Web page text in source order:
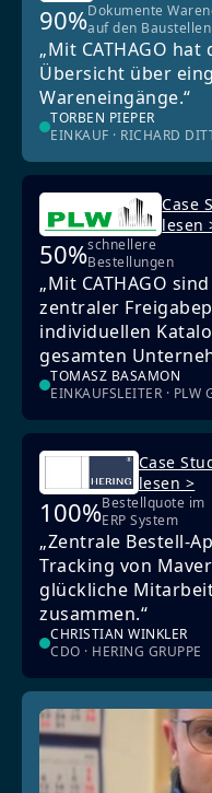
90%Dokumente
auf den Baustellen
„Mit CATHAGO
Übersicht über
Wareneingänge.“
TORBEN PIEPER
EINKAUF · RICHARD
Case
lesen
50%schnellere
Bestellungen
„Mit CATHAGO
zentraler
individuellen
gesamten
TOMASZ BASAMON
EINKAUFSLEITER · PLW
Case
lesen >
100%Bestellquote im
ERP System
„Zentrale Bestell-
Tracking von
glückliche
zusammen.“
CHRISTIAN WINKLER
CDO · HERING GRUPPE